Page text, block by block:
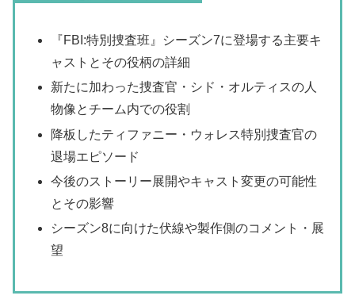
『FBI:特別捜査班』シーズン7に登場する主要キ
ャストとその役柄の詳細
新たに加わった捜査官・シド・オルティスの人
物像とチーム内での役割
降板したティファニー・ウォレス特別捜査官の
退場エピソード
今後のストーリー展開やキャスト変更の可能性
とその影響
シーズン8に向けた伏線や製作側のコメント・展
望